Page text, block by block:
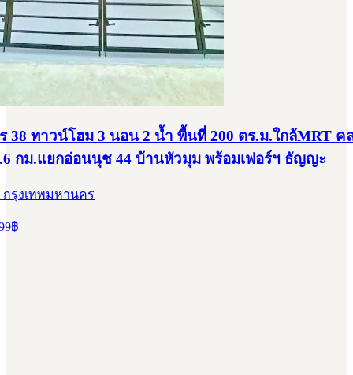
38 ทาวน์โฮม 3 นอน 2 น้ำ พื้นที่ 200 ตร.ม.ใกล้MRT ค
กม.แยกอ่อนนุช 44 บ้านหัวมุม พร้อมเฟอร์ฯ ธัญญะ
กรุงเทพมหานคร
฿